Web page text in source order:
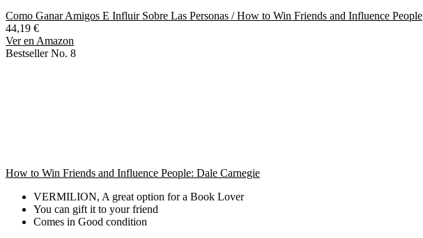
Como Ganar Amigos E Influir Sobre Las Personas / How to Win Friends and Influence People
44,19 €
Ver en Amazon
Bestseller No. 8
How to Win Friends and Influence People: Dale Carnegie
VERMILION, A great option for a Book Lover
You can gift it to your friend
Comes in Good condition